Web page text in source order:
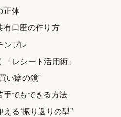
正体
有口座の作り方
ンプレ
レシート活用術」
い癖の鏡”
手でもできる方法
える“振り返りの型”